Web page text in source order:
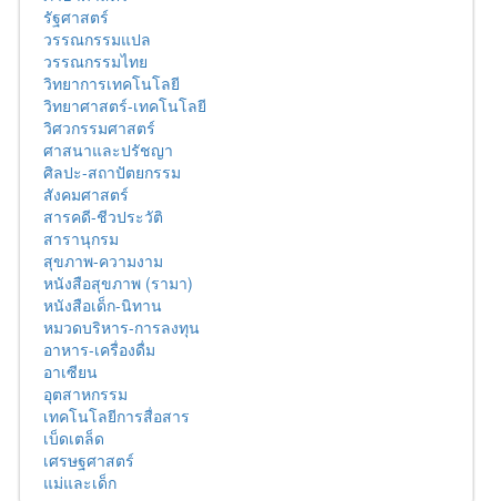
รัฐศาสตร์
วรรณกรรมแปล
วรรณกรรมไทย
วิทยาการเทคโนโลยี
วิทยาศาสตร์-เทคโนโลยี
วิศวกรรมศาสตร์
ศาสนาและปรัชญา
ศิลปะ-สถาปัตยกรรม
สังคมศาสตร์
สารคดี-ชีวประวัติ
สารานุกรม
สุขภาพ-ความงาม
หนังสือสุขภาพ (รามา)
หนังสือเด็ก-นิทาน
หมวดบริหาร-การลงทุน
อาหาร-เครื่องดื่ม
อาเซียน
อุตสาหกรรม
เทคโนโลยีการสื่อสาร
เบ็ดเตล็ด
เศรษฐศาสตร์
แม่และเด็ก